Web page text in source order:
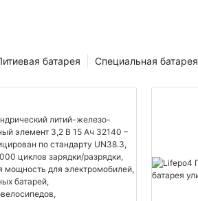
Специальная батарея
батарея